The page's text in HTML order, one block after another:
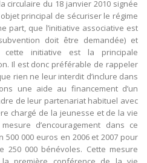
circulaire du 18 janvier 2010 signée
principal de sécuriser le régime
part, que l’initiative associative est
doit être demandée) et
cette initiative est la principale
Il est donc préférable de rappeler
rien ne leur interdit d’inclure dans
une aide au financement d’un
de leur partenariat habituel avec
chargé de la jeunesse et de la vie
d’encouragement dans ce
000 euros en 2006 et 2007 pour
250 000 bénévoles. Cette mesure